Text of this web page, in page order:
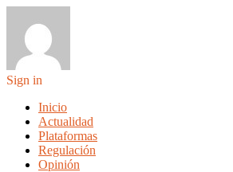
Sign in
Inicio
Actualidad
Plataformas
Regulación
Opinión